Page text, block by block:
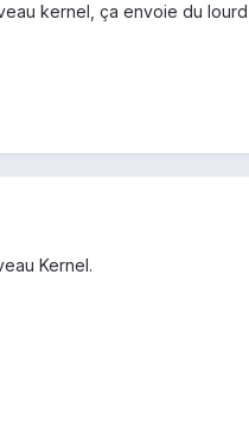
kernel, ça envoie du lourd
Kernel.